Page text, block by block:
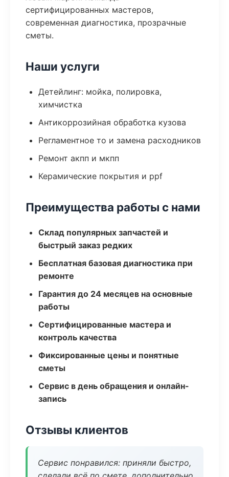
сертифицированных мастеров,
современная диагностика, прозрачные
сметы.
Наши услуги
Детейлинг: мойка, полировка,
химчистка
Антикоррозийная обработка кузова
Регламентное то и замена расходников
Ремонт акпп и мкпп
Керамические покрытия и ppf
Преимущества работы с нами
Склад популярных запчастей и
быстрый заказ редких
Бесплатная базовая диагностика при
ремонте
Гарантия до 24 месяцев на основные
работы
Сертифицированные мастера и
контроль качества
Фиксированные цены и понятные
сметы
Сервис в день обращения и онлайн-
запись
Отзывы клиентов
Сервис понравился: приняли быстро,